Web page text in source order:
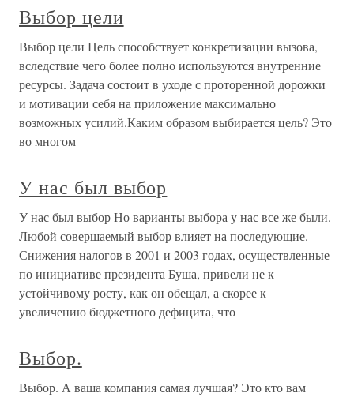
Выбор цели
Выбор цели Цель способствует конкретизации вызова,
вследствие чего более полно используются внутренние
ресурсы. Задача состоит в уходе с проторенной дорожки
и мотивации себя на приложение максимально
возможных усилий.Каким образом выбирается цель? Это
во многом
У нас был выбор
У нас был выбор Но варианты выбора у нас все же были.
Любой совершаемый выбор влияет на последующие.
Снижения налогов в 2001 и 2003 годах, осуществленные
по инициативе президента Буша, привели не к
устойчивому росту, как он обещал, а скорее к
увеличению бюджетного дефицита, что
Выбор.
Выбор. А ваша компания самая лучшая? Это кто вам